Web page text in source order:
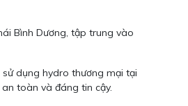
Bình Dương, tập trung vào
dụng hydro thương mại tại
toàn và đáng tin cậy.